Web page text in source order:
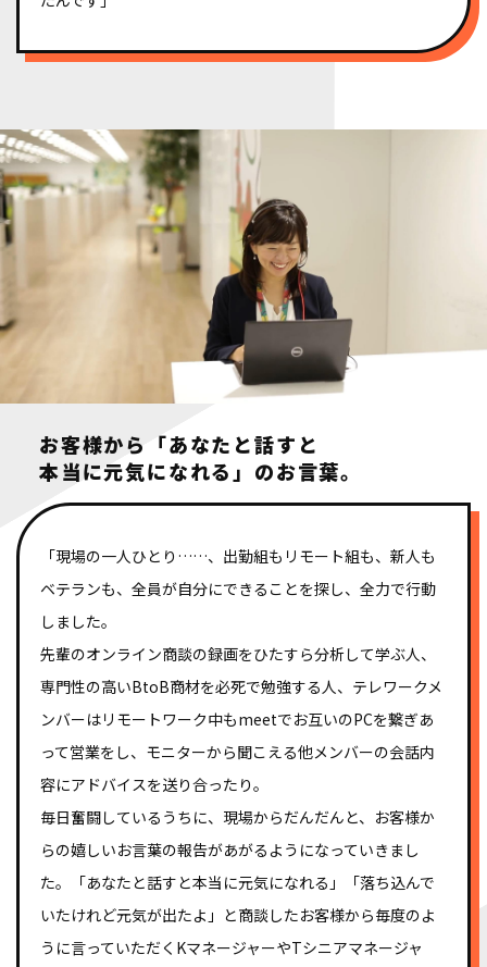
お客様から「あなたと話すと
本当に元気になれる」のお言葉。
「現場の一人ひとり……、出勤組もリモート組も、新人も
ベテランも、全員が自分にできることを探し、全力で行動
しました。
先輩のオンライン商談の録画をひたすら分析して学ぶ人、
専門性の高いBtoB商材を必死で勉強する人、テレワークメ
ンバーはリモートワーク中もmeetでお互いのPCを繋ぎあ
って営業をし、モニターから聞こえる他メンバーの会話内
容にアドバイスを送り合ったり。
毎日奮闘しているうちに、現場からだんだんと、お客様か
らの嬉しいお言葉の報告があがるようになっていきまし
た。「あなたと話すと本当に元気になれる」「落ち込んで
いたけれど元気が出たよ」と商談したお客様から毎度のよ
うに言っていただくKマネージャーやTシニアマネージャ